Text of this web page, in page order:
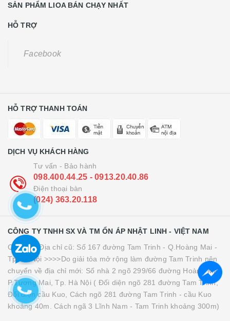
SẢN PHẨM LIOA BÁN CHẠY NHẤT
HỖ TRỢ
Facebook
HỖ TRỢ THANH TOÁN
DỊCH VỤ KHÁCH HÀNG
Tư vấn - Bảo hành
098.400.44.25 - 0913.20.40.86
Điện thoại bàn
(024) 363.20.118
CÔNG TY TNHH SX VÀ TM ỔN ÁP NHẬT LINH - VIỆT NAM
Cơ sở 1: Địa chỉ cũ: Số 167 đường Tam Trinh - Q.Hoàng Mai -
Tp.Hà Nội >>>>Do giải tỏa mở rộng làm đường Tam Trinh nên
chuyển về địa chỉ mới: Số nhà 2 ngõ 299/66 đường Hoàng Mai,
P.Tương Mai, Tp. Hà Nội ( Đối diện ngõ 281 đường Tam Trinh,
Đối diện cầu Kuo, Cách ngõ 281 đường Tam Trinh - cầu Kuo
khoảng 40m. Cách ngã 3 Lĩnh Nam - Tam Trinh khoảng 300m)